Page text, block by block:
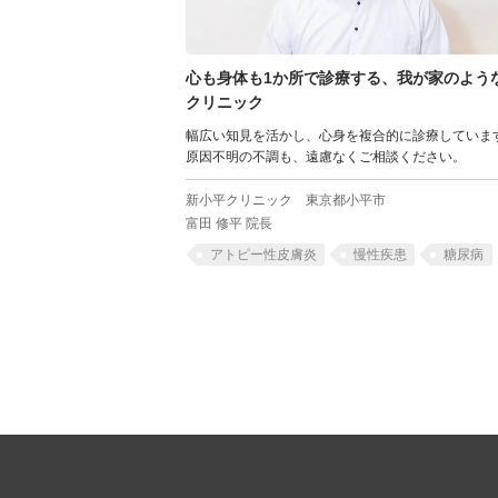
心も身体も1か所で診療する、 我が家のよう
クリニック
幅広い知見を活かし、心身を複合的に診療していま
原因不明の不調も、遠慮なくご相談ください。
新小平クリニック 東京都小平市
富田 修平 院長
アトピー性皮膚炎
慢性疾患 糖尿病